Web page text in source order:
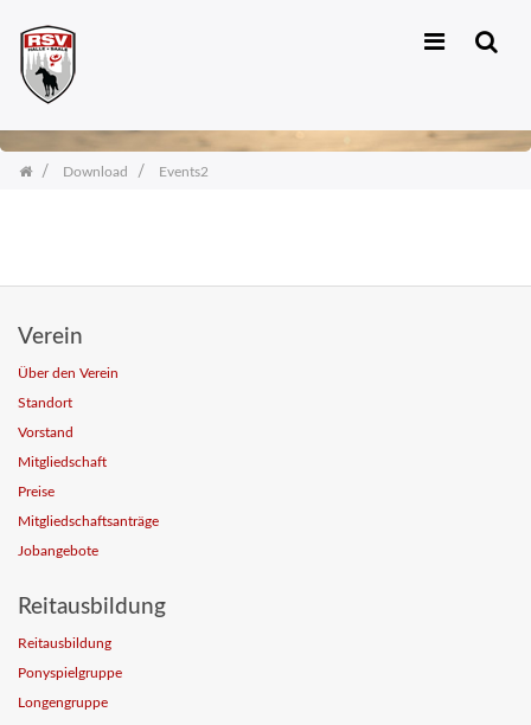
Zum
Download Events2
Verein
Über den Verein
Standort
Vorstand
Mitgliedschaft
Preise
Mitgliedschaftsanträge
Jobangebote
Reitausbildung
Reitausbildung
Ponyspielgruppe
Longengruppe